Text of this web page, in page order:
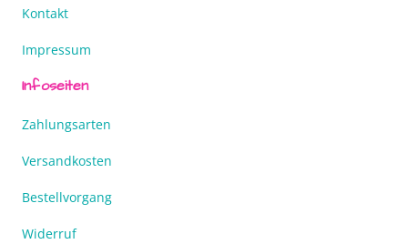
Kontakt
Impressum
Infoseiten
Zahlungsarten
Versandkosten
Bestellvorgang
Widerruf